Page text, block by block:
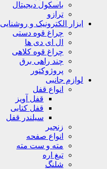
باسکول دیجیتال
ترازو
ابزار الکترونیک و روشنایی
چراغ قوه دستی
ال ای دی ها
چراغ قوه کلاهی
چند راهی برق
پروژوکتور
لوازم جانبی
انواع قفل
قفل آویز
قفل کتابی
سیلندر قفل
زنجیر
انواع صفحه
مته و ست مته
تیغ اره
شلنگ